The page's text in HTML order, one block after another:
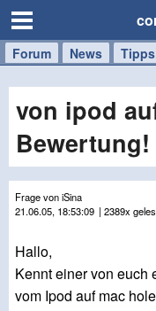
Forum News Tipps
Handy
Tablet
Windows
Mac
von ipod
Bewertung!
Frage von iSina
21.06.05, 18:53:09 | 2389x
Hallo,
Kennt einer von euch
vom Ipod auf mac